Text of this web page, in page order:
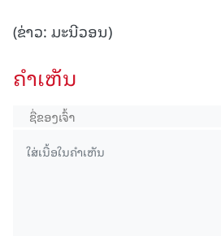
(ຂ່າວ: ມະນີວອນ)
ຄໍາເຫັນ